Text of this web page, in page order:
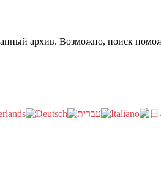
архив. Возможно, поиск